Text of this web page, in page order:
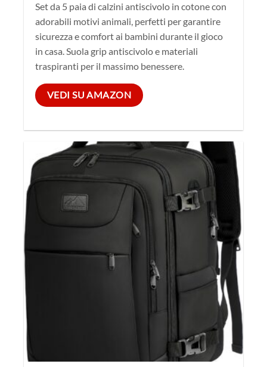
Set da 5 paia di calzini antiscivolo in cotone con
adorabili motivi animali, perfetti per garantire
sicurezza e comfort ai bambini durante il gioco
in casa. Suola grip antiscivolo e materiali
traspiranti per il massimo benessere.
VEDI SU AMAZON